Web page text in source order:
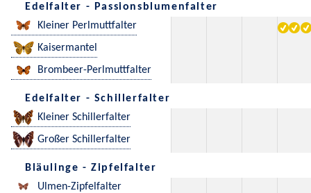
Edelfalter - Passionsblumenfalter
Kleiner Perlmuttfalter
Kaisermantel
Brombeer-Perlmuttfalter
Edelfalter - Schillerfalter
Kleiner Schillerfalter
Großer Schillerfalter
Bläulinge - Zipfelfalter
Ulmen-Zipfelfalter